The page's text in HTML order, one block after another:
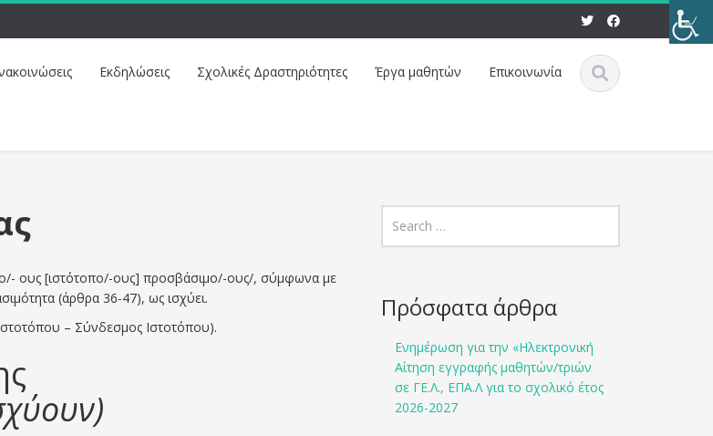
Εκδηλώσεις Σχολικές Δραστηριότητες Έργα μαθητών Eπικοινωνία
ους [ιστότοπο/-ους] προσβάσιμο/-ους/, σύμφωνα με
(άρθρα 36-47), ως ισχύει.
– Σύνδεσμος Ιστοτόπου).
Πρόσφατα άρθρα
Ενημέρωση για την «Ηλεκτρονική
Αίτηση εγγραφής μαθητών/τριών
σε ΓΕ.Λ., ΕΠΑ.Λ για το σχολικό έτος
2026-2027